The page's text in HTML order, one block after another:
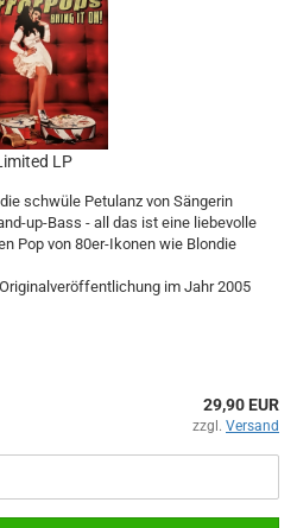
LP
schwüle Petulanz von Sängerin
up-Bass - all das ist eine liebevolle
Pop von 80er-Ikonen wie Blondie
im Jahr 2005
29,90 EUR
zzgl. Versand